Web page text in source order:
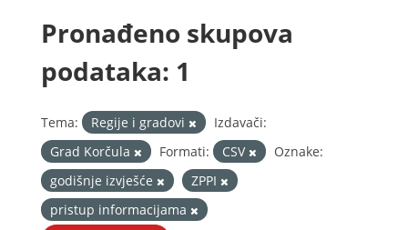
Pronađeno skupova
podataka: 1
Tema: Regije i gradovi
Izdavači:
Grad Korčula
Formati: CSV
Oznake:
godišnje izvješće
ZPPI
pristup informacijama